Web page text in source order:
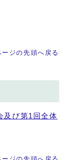
ージの先頭へ戻る
及び第1回全体